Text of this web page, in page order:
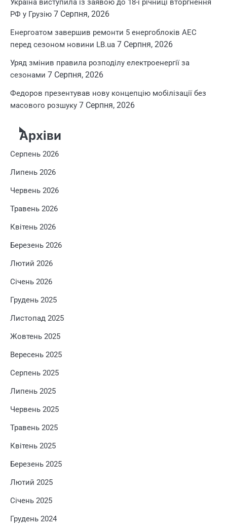
Україна виступила із заявою до 18-ї річниці вторгнення
РФ у Грузію 7 Серпня, 2026
Енергоатом завершив ремонти 5 енергоблоків АЕС
перед сезоном новини LB.ua 7 Серпня, 2026
Уряд змінив правила розподілу електроенергії за
сезонами 7 Серпня, 2026
Федоров презентував нову концепцію мобілізації без
масового розшуку 7 Серпня, 2026
Архіви
Серпень 2026
Липень 2026
Червень 2026
Травень 2026
Квітень 2026
Березень 2026
Лютий 2026
Січень 2026
Грудень 2025
Листопад 2025
Жовтень 2025
Вересень 2025
Серпень 2025
Липень 2025
Червень 2025
Травень 2025
Квітень 2025
Березень 2025
Лютий 2025
Січень 2025
Грудень 2024